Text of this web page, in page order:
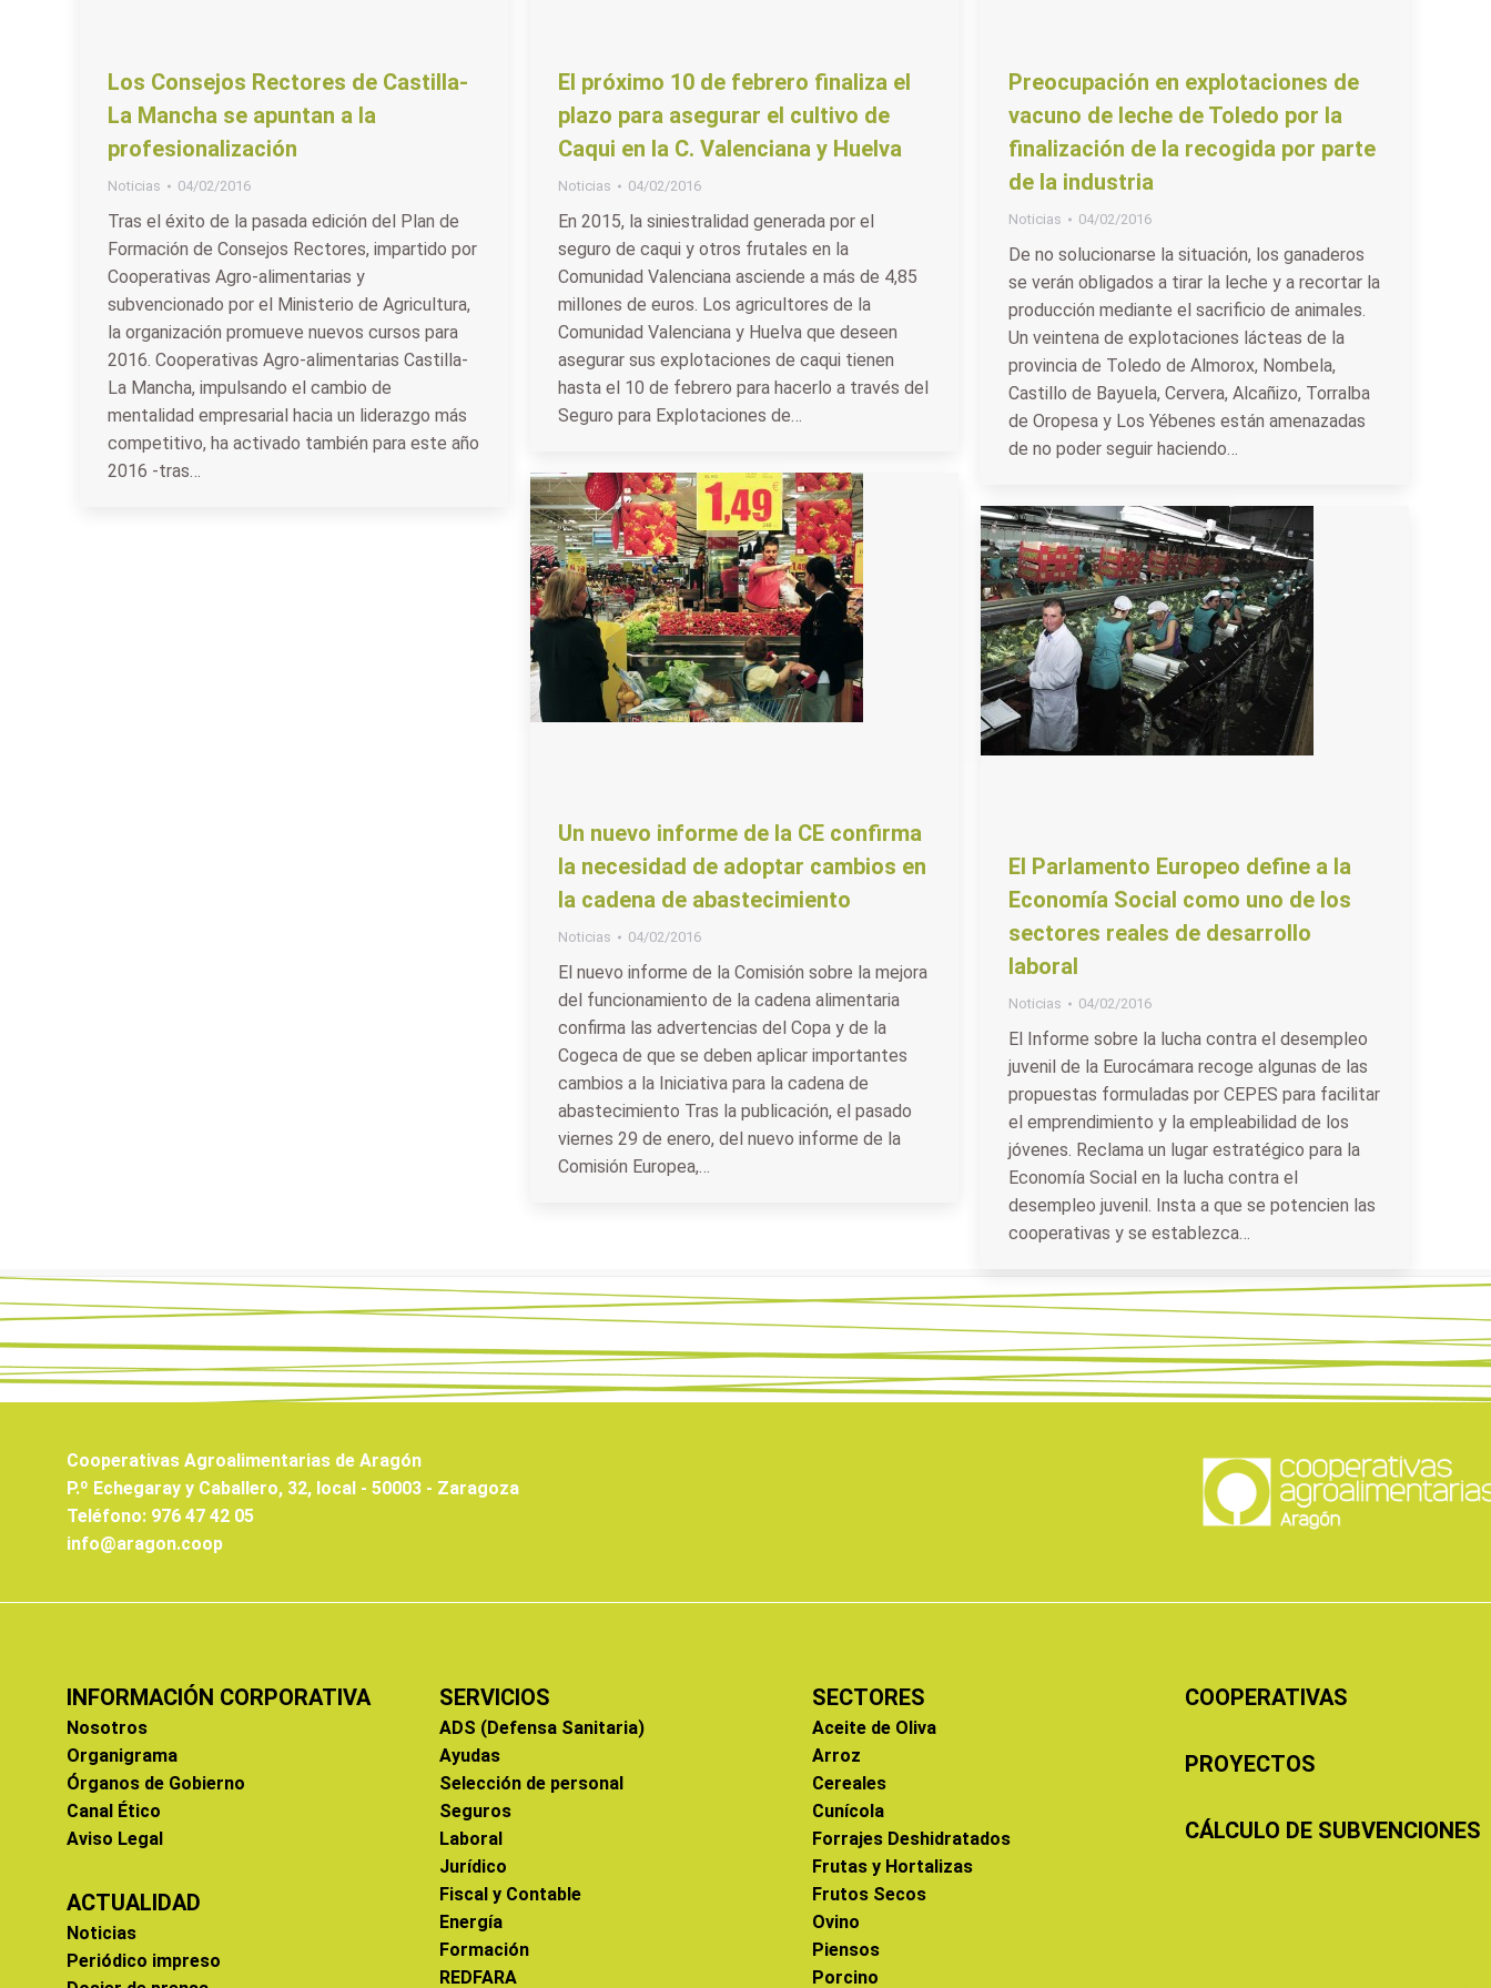
Los Consejos Rectores de Castilla-
La Mancha se apuntan a la
profesionalización
Noticias 04/02/2016
Tras el éxito de la pasada edición del Plan de
Formación de Consejos Rectores, impartido por
Cooperativas Agro-alimentarias y
subvencionado por el Ministerio de Agricultura,
la organización promueve nuevos cursos para
2016. Cooperativas Agro-alimentarias Castilla-
La Mancha, impulsando el cambio de
mentalidad empresarial hacia un liderazgo más
competitivo, ha activado también para este año
2016 -tras…
El próximo 10 de febrero finaliza el
plazo para asegurar el cultivo de
Caqui en la C. Valenciana y Huelva
Noticias 04/02/2016
En 2015, la siniestralidad generada por el
seguro de caqui y otros frutales en la
Comunidad Valenciana asciende a más de 4,85
millones de euros. Los agricultores de la
Comunidad Valenciana y Huelva que deseen
asegurar sus explotaciones de caqui tienen
hasta el 10 de febrero para hacerlo a través del
Seguro para Explotaciones de…
Preocupación en explotaciones de
vacuno de leche de Toledo por la
finalización de la recogida por parte
de la industria
Noticias 04/02/2016
De no solucionarse la situación, los ganaderos
se verán obligados a tirar la leche y a recortar la
producción mediante el sacrificio de animales.
Un veintena de explotaciones lácteas de la
provincia de Toledo de Almorox, Nombela,
Castillo de Bayuela, Cervera, Alcañizo, Torralba
de Oropesa y Los Yébenes están amenazadas
de no poder seguir haciendo…
Un nuevo informe de la CE confirma
la necesidad de adoptar cambios en
la cadena de abastecimiento
Noticias 04/02/2016
El nuevo informe de la Comisión sobre la mejora
del funcionamiento de la cadena alimentaria
confirma las advertencias del Copa y de la
Cogeca de que se deben aplicar importantes
cambios a la Iniciativa para la cadena de
abastecimiento Tras la publicación, el pasado
viernes 29 de enero, del nuevo informe de la
Comisión Europea,…
El Parlamento Europeo define a la
Economía Social como uno de los
sectores reales de desarrollo
laboral
Noticias 04/02/2016
El Informe sobre la lucha contra el desempleo
juvenil de la Eurocámara recoge algunas de las
propuestas formuladas por CEPES para facilitar
el emprendimiento y la empleabilidad de los
jóvenes. Reclama un lugar estratégico para la
Economía Social en la lucha contra el
desempleo juvenil. Insta a que se potencien las
cooperativas y se establezca…
Cooperativas Agroalimentarias de Aragón
P.º Echegaray y Caballero, 32, local - 50003 - Zaragoza
Teléfono: 976 47 42 05
info@aragon.coop
INFORMACIÓN CORPORATIVA
Nosotros
Organigrama
Órganos de Gobierno
Canal Ético
Aviso Legal
ACTUALIDAD
Noticias
Periódico impreso
SERVICIOS
ADS (Defensa Sanitaria)
Ayudas
Selección de personal
Seguros
Laboral
Jurídico
Fiscal y Contable
Energía
Formación
REDFARA
SECTORES
Aceite de Oliva
Arroz
Cereales
Cunícola
Forrajes Deshidratados
Frutas y Hortalizas
Frutos Secos
Ovino
Piensos
Porcino
COOPERATIVAS
PROYECTOS
CÁLCULO DE SUBVENCIONES